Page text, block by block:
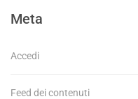
Meta
Accedi
Feed dei contenuti